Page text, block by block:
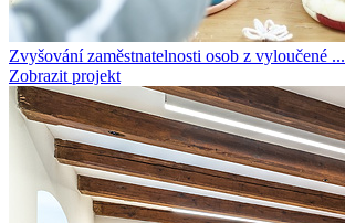
Zvyšování zaměstnatelnosti osob z vyloučené ...
Zobrazit projekt